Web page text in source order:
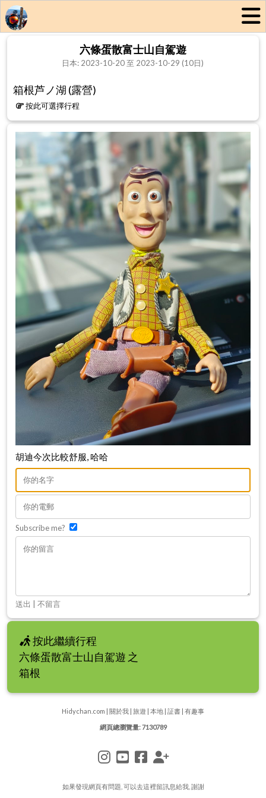
六條蛋散富士山自駕遊
日本: 2023-10-20 至 2023-10-29 (10日)
箱根芦ノ湖 (露營)
按此可選擇行程
胡迪今次比較舒服, 哈哈
Subscribe me?
送出 |不留言
按此繼續行程
六條蛋散富士山自駕遊 之
箱根
Hidychan.com | 關於我 | 旅遊 | 本地 | 証書 | 有趣事
網頁總瀏覽量: 7130789
如果發現網頁有問題, 可以去這裡留訊息給我, 謝謝